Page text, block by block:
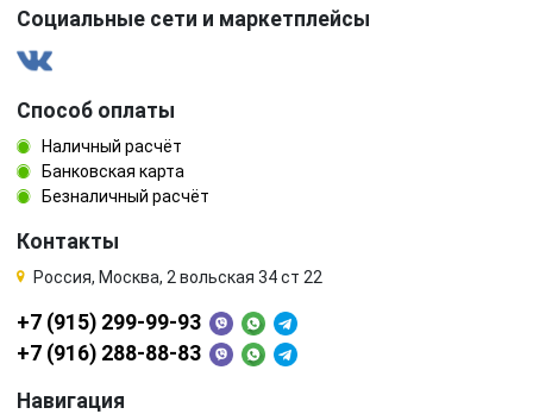
Социальные сети и маркетплейсы
Способ оплаты
Наличный расчёт
Банковская карта
Безналичный расчёт
Контакты
Россия, Москва, 2 вольская 34 ст 22
+7 (915) 299-99-93
+7 (916) 288-88-83
Навигация